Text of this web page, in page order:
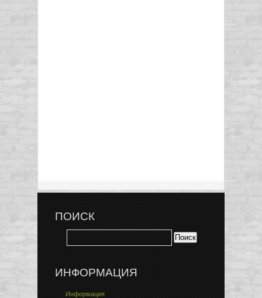
ПОИСК
ИНФОРМАЦИЯ
Информация